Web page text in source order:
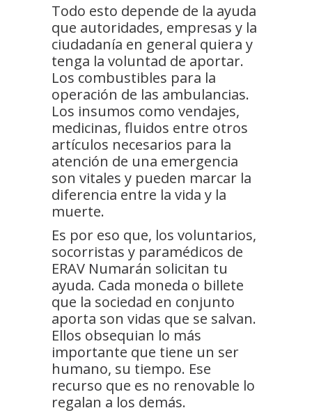
Todo esto depende de la ayuda
que autoridades, empresas y la
ciudadanía en general quiera y
tenga la voluntad de aportar.
Los combustibles para la
operación de las ambulancias.
Los insumos como vendajes,
medicinas, fluidos entre otros
artículos necesarios para la
atención de una emergencia
son vitales y pueden marcar la
diferencia entre la vida y la
muerte.
Es por eso que, los voluntarios,
socorristas y paramédicos de
ERAV Numarán solicitan tu
ayuda. Cada moneda o billete
que la sociedad en conjunto
aporta son vidas que se salvan.
Ellos obsequian lo más
importante que tiene un ser
humano, su tiempo. Ese
recurso que es no renovable lo
regalan a los demás.